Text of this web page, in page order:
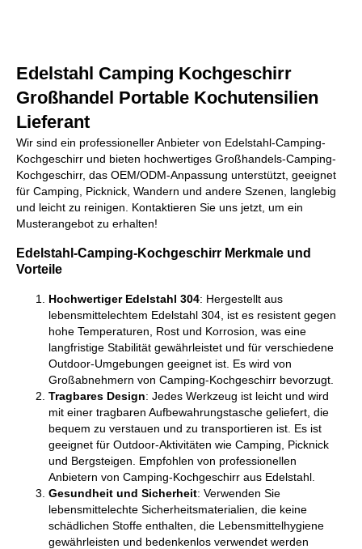
Edelstahl Camping Kochgeschirr
Großhandel Portable Kochutensilien
Lieferant
Wir sind ein professioneller Anbieter von Edelstahl-Camping-
Kochgeschirr und bieten hochwertiges Großhandels-Camping-
Kochgeschirr, das OEM/ODM-Anpassung unterstützt, geeignet
für Camping, Picknick, Wandern und andere Szenen, langlebig
und leicht zu reinigen. Kontaktieren Sie uns jetzt, um ein
Musterangebot zu erhalten!
Edelstahl-Camping-Kochgeschirr Merkmale und
Vorteile
Hochwertiger Edelstahl 304: Hergestellt aus
lebensmittelechtem Edelstahl 304, ist es resistent gegen
hohe Temperaturen, Rost und Korrosion, was eine
langfristige Stabilität gewährleistet und für verschiedene
Outdoor-Umgebungen geeignet ist. Es wird von
Großabnehmern von Camping-Kochgeschirr bevorzugt.
Tragbares Design: Jedes Werkzeug ist leicht und wird
mit einer tragbaren Aufbewahrungstasche geliefert, die
bequem zu verstauen und zu transportieren ist. Es ist
geeignet für Outdoor-Aktivitäten wie Camping, Picknick
und Bergsteigen. Empfohlen von professionellen
Anbietern von Camping-Kochgeschirr aus Edelstahl.
Gesundheit und Sicherheit: Verwenden Sie
lebensmittelechte Sicherheitsmaterialien, die keine
schädlichen Stoffe enthalten, die Lebensmittelhygiene
gewährleisten und bedenkenlos verwendet werden